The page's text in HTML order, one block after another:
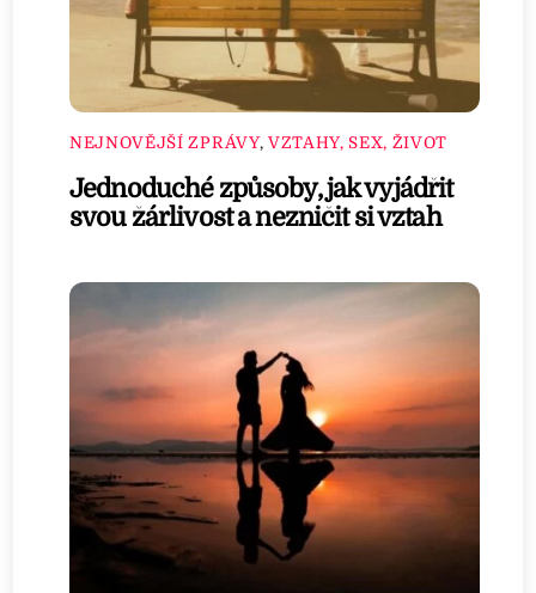
NEJNOVĚJŠÍ ZPRÁVY, VZTAHY, SEX, ŽIVOT
Jednoduché způsoby, jak vyjádřit
svou žárlivost a nezničit si vztah